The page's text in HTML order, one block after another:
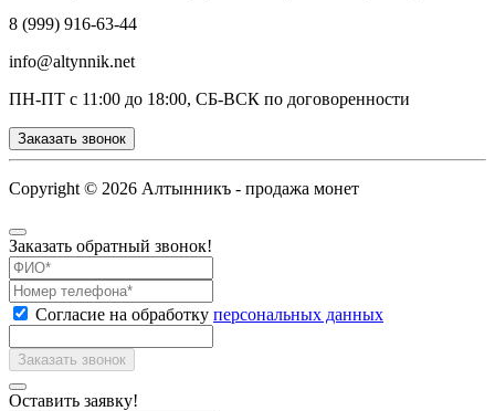
8 (999) 916-63-44
info@altynnik.net
ПН-ПТ с 11:00 до 18:00, СБ-ВСК по договоренности
Заказать звонок
Copyright © 2026 Алтынникъ - продажа монет
Заказать обратный звонок!
Согласие на обработку персональных данных
Оставить заявку!